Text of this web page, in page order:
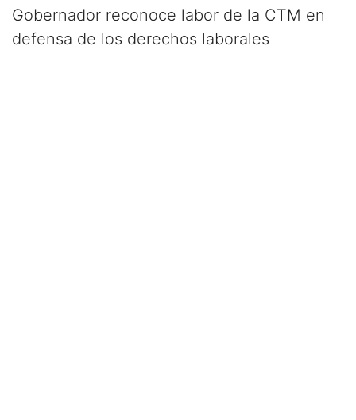
Gobernador reconoce labor de la CTM en
defensa de los derechos laborales